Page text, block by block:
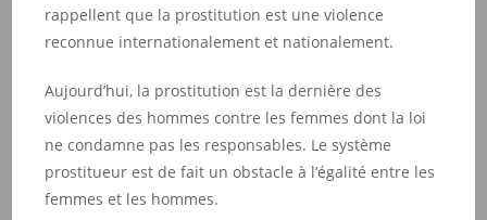
rappellent que la prostitution est une violence
reconnue internationalement et nationalement.
Aujourd’hui, la prostitution est la dernière des
violences des hommes contre les femmes dont la loi
ne condamne pas les responsables. Le système
prostitueur est de fait un obstacle à l’égalité entre les
femmes et les hommes.